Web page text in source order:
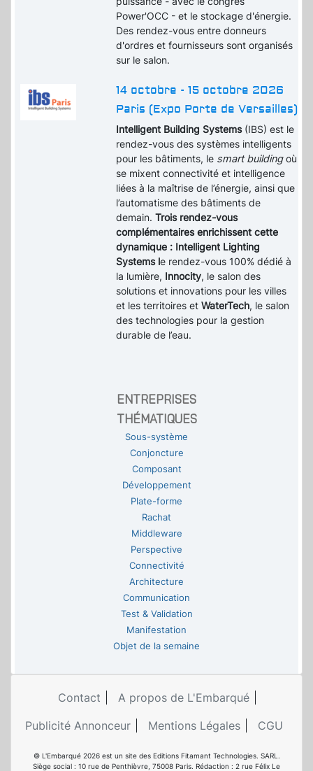
Power'OCC - et le stockage d'énergie.
Des rendez-vous entre donneurs
d'ordres et fournisseurs sont organisés
sur le salon.
14 octobre - 15 octobre 2026
Paris (Expo Porte de Versailles)
Intelligent Building Systems(IBS) est le
rendez-vous des systèmes intelligents
pour les bâtiments, le smart buildingoù
se mixent connectivité et intelligence
liées à la maîtrise de l’énergie, ainsi que
l’automatisme des bâtiments de
demain.Trois rendez-vous
complémentaires enrichissent cette
dynamique : Intelligent Lighting
Systems le rendez-vous 100% dédié à
la lumière, Innocity, le salon des
solutions et innovations pour les villes
et les territoires etWaterTech, le salon
des technologies pour la gestion
durable de l’eau.
ENTREPRISES
THÉMATIQUES
Sous-système
Conjoncture
Composant
Développement
Plate-forme
Rachat
Middleware
Perspective
Connectivité
Architecture
Communication
Test & Validation
Manifestation
Objet de la semaine
Contact
A propos de L'Embarqué
Publicité Annonceur
Mentions Légales CGU
© L'Embarqué 2026 est un site des Editions Fitamant Technologies. SARL.
Siège social : 10 rue de Penthièvre, 75008 Paris. Rédaction : 2 rue Félix Le